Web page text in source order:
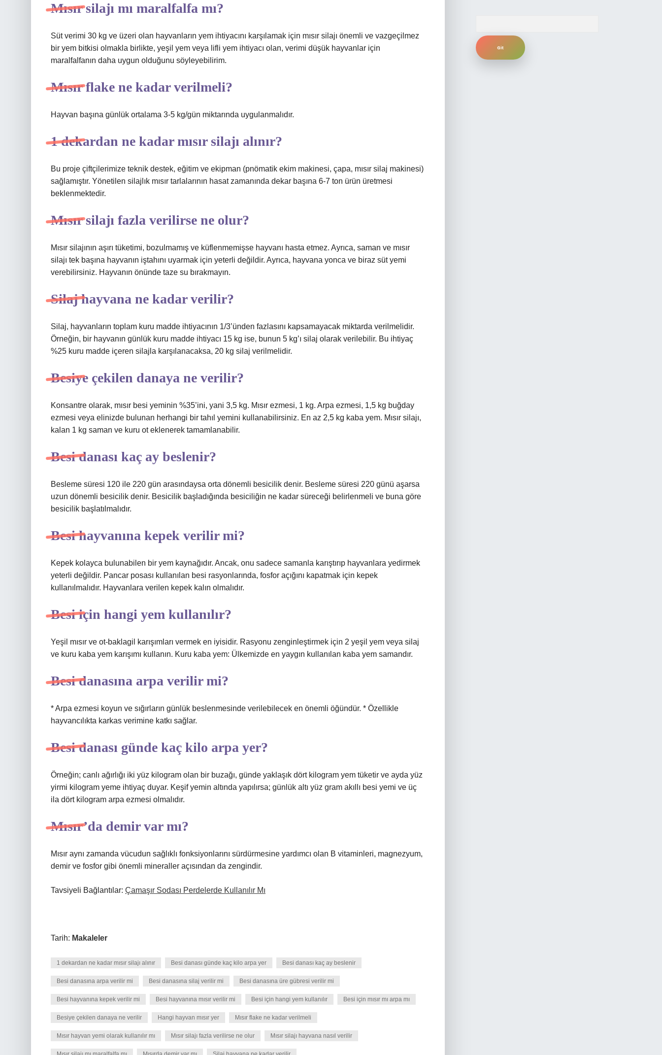
Mısır silajı mı maralfalfa mı?
Süt verimi 30 kg ve üzeri olan hayvanların yem ihtiyacını karşılamak için mısır silajı önemli ve vazgeçilmez
bir yem bitkisi olmakla birlikte, yeşil yem veya lifli yem ihtiyacı olan, verimi düşük hayvanlar için
maralfalfanın daha uygun olduğunu söyleyebilirim.
Mısır flake ne kadar verilmeli?
Hayvan başına günlük ortalama 3-5 kg/gün miktarında uygulanmalıdır.
1 dekardan ne kadar mısır silajı alınır?
Bu proje çiftçilerimize teknik destek, eğitim ve ekipman (pnömatik ekim makinesi, çapa, mısır silaj makinesi)
sağlamıştır. Yönetilen silajlık mısır tarlalarının hasat zamanında dekar başına 6-7 ton ürün üretmesi
beklenmektedir.
Mısır silajı fazla verilirse ne olur?
Mısır silajının aşırı tüketimi, bozulmamış ve küflenmemişse hayvanı hasta etmez. Ayrıca, saman ve mısır
silajı tek başına hayvanın iştahını uyarmak için yeterli değildir. Ayrıca, hayvana yonca ve biraz süt yemi
verebilirsiniz. Hayvanın önünde taze su bırakmayın.
Silaj hayvana ne kadar verilir?
Silaj, hayvanların toplam kuru madde ihtiyacının 1/3’ünden fazlasını kapsamayacak miktarda verilmelidir.
Örneğin, bir hayvanın günlük kuru madde ihtiyacı 15 kg ise, bunun 5 kg’ı silaj olarak verilebilir. Bu ihtiyaç
%25 kuru madde içeren silajla karşılanacaksa, 20 kg silaj verilmelidir.
Besiye çekilen danaya ne verilir?
Konsantre olarak, mısır besi yeminin %35’ini, yani 3,5 kg. Mısır ezmesi, 1 kg. Arpa ezmesi, 1,5 kg buğday
ezmesi veya elinizde bulunan herhangi bir tahıl yemini kullanabilirsiniz. En az 2,5 kg kaba yem. Mısır silajı,
kalan 1 kg saman ve kuru ot eklenerek tamamlanabilir.
Besi danası kaç ay beslenir?
Besleme süresi 120 ile 220 gün arasındaysa orta dönemli besicilik denir. Besleme süresi 220 günü aşarsa
uzun dönemli besicilik denir. Besicilik başladığında besiciliğin ne kadar süreceği belirlenmeli ve buna göre
besicilik başlatılmalıdır.
Besi hayvanına kepek verilir mi?
Kepek kolayca bulunabilen bir yem kaynağıdır. Ancak, onu sadece samanla karıştırıp hayvanlara yedirmek
yeterli değildir. Pancar posası kullanılan besi rasyonlarında, fosfor açığını kapatmak için kepek
kullanılmalıdır. Hayvanlara verilen kepek kalın olmalıdır.
Besi için hangi yem kullanılır?
Yeşil mısır ve ot-baklagil karışımları vermek en iyisidir. Rasyonu zenginleştirmek için 2 yeşil yem veya silaj
ve kuru kaba yem karışımı kullanın. Kuru kaba yem: Ülkemizde en yaygın kullanılan kaba yem samandır.
Besi danasına arpa verilir mi?
* Arpa ezmesi koyun ve sığırların günlük beslenmesinde verilebilecek en önemli öğündür. * Özellikle
hayvancılıkta karkas verimine katkı sağlar.
Besi danası günde kaç kilo arpa yer?
Örneğin; canlı ağırlığı iki yüz kilogram olan bir buzağı, günde yaklaşık dört kilogram yem tüketir ve ayda yüz
yirmi kilogram yeme ihtiyaç duyar. Keşif yemin altında yapılırsa; günlük altı yüz gram akıllı besi yemi ve üç
ila dört kilogram arpa ezmesi olmalıdır.
Mısır’da demir var mı?
Mısır aynı zamanda vücudun sağlıklı fonksiyonlarını sürdürmesine yardımcı olan B vitaminleri, magnezyum,
demir ve fosfor gibi önemli mineraller açısından da zengindir.
Tavsiyeli Bağlantılar: Çamaşır Sodası Perdelerde Kullanılır Mı
Tarih: Makaleler
1 dekardan ne kadar mısır silajı alınır Besi danası günde kaç kilo arpa yer Besi danası kaç ay beslenir
Besi danasına arpa verilir mi Besi danasına silaj verilir mi Besi danasına üre gübresi verilir mi
Besi hayvanına kepek verilir mi Besi hayvanına mısır verilir mi Besi için hangi yem kullanılır Besi için mısır mı arpa mı
Besiye çekilen danaya ne verilir Hangi hayvan mısır yer Mısır flake ne kadar verilmeli
Mısır hayvan yemi olarak kullanılır mı Mısır silajı fazla verilirse ne olur Mısır silajı hayvana nasıl verilir